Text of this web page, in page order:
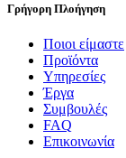
Γρήγορη Πλοήγηση
Ποιοι είμαστε
Προϊόντα
Υπηρεσίες
Έργα
Συμβουλές
FAQ
Επικοινωνία